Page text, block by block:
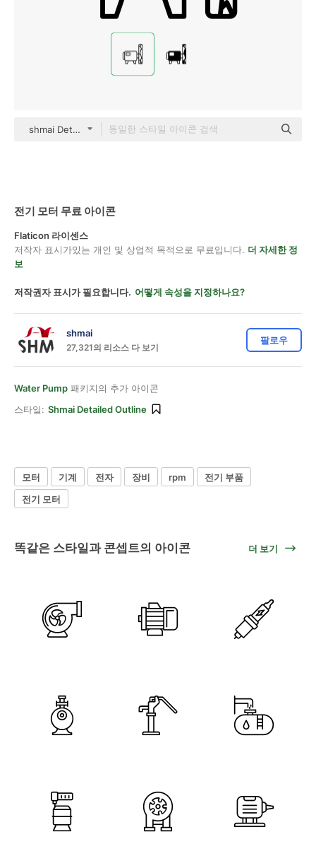
shmai Detailed Outline
전기 모터 무료 아이콘
Flaticon 라이센스
저작자 표시가있는 개인 및 상업적 목적으로 무료입니다. 더 자세한 정
보
저작권자 표시가 필요합니다. 어떻게 속성을 지정하나요?
shmai
27,321의 리소스 다 보기
팔로우
Water Pump 패키지의 추가 아이콘
스타일: Shmai Detailed Outline
모터 기계 전자 장비 rpm
전기 부품
전기 모터
똑같은 스타일과 콘셉트의 아이콘 더 보기